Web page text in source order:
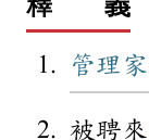
管理
被聘來